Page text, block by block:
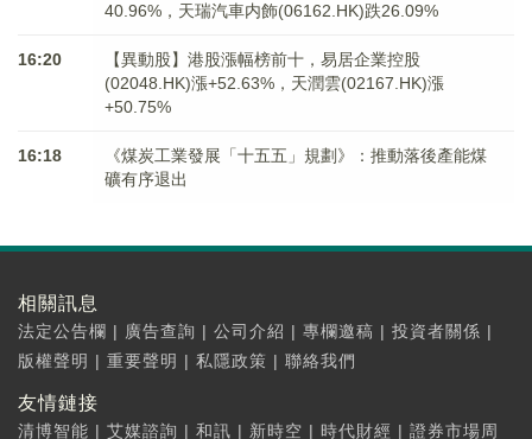
40.96%，天瑞汽車内飾(06162.HK)跌26.09%
16:20
【異動股】港股漲幅榜前十，易居企業控股
(02048.HK)漲+52.63%，天潤雲(02167.HK)漲
+50.75%
16:18
《煤炭工業發展「十五五」規劃》：推動落後產能煤
礦有序退出
相關訊息
法定公告欄 | 廣告查詢 | 公司介紹 | 專欄邀稿 | 投資者關係 |
版權聲明 | 重要聲明 | 私隱政策 | 聯絡我們
友情鏈接
清博智能 | 艾媒諮詢 | 和訊 | 新時空 | 時代財經 | 證券市場周